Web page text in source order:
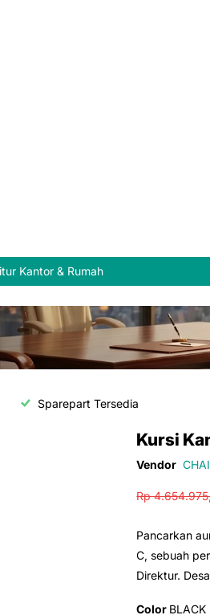
Kantor & Rumah
Sparepart Tersedia
Kursi
Vendor
Rp
Pancarkan
C, sebuah
Direktur.
Color BLACK